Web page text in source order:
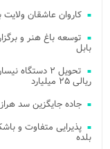
کاروان عاشقان ولایت با ۲ دستگاه اتوبوس از بلده راهی
بابل
تحویل ۲
ریالی ۲۵ میلیارد
جاده جایگزین سد
بلده